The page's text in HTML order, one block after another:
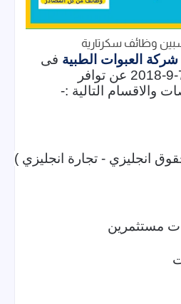
وظائف سكرتارية
شركة العبوات الطبية
والاقسام التالية :-
انجليزي - تجارة انجليزي ) .
مستثمرين